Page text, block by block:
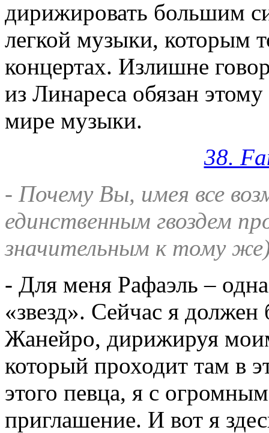
дирижировать большим
легкой музыки, которым
концертах. Излишне
из Линареса обязан
мире музыки.
38.
- Почему Вы, имея все
единственным гвоздем
значительным к тому
- Для меня Рафаэль –
«звезд». Сейчас я
Жанейро, дирижируя
который проходит там в
этого певца, я с
приглашение. И вот я